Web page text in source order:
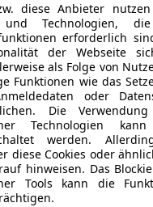
Neu
GmbH & Co KG
Neustadt
diese Anbieter
und Technologien,
erforderlich
der Webseite
als Folge von
Funktionen wie das
oder
Die
Technologien
werden.
diese Cookies oder
hinweisen. Das
Tools kann die